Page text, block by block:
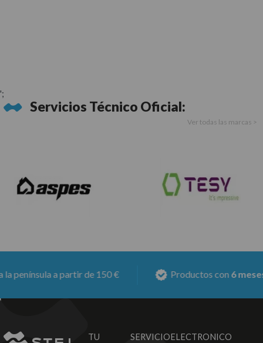
';
Servicios Técnico Oficial:
Ver todas las marcas >
a partir de 150 € Productos con6 meses de
TU SERVICIOELECTRONICO